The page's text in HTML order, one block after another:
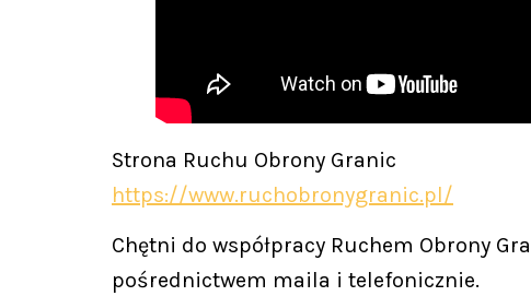
Strona Ruchu Obrony Granic
https://www.ruchobronygranic.pl/
Chętni do współpracy Ruchem Obrony
pośrednictwem maila i telefonicznie.